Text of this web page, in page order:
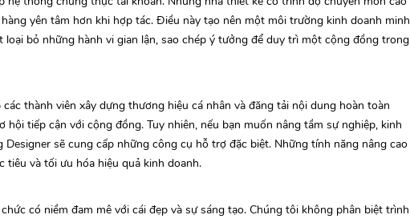
yên tâm hơn khi hợp tác. Điều này tạo nên một môi trường kinh doanh minh
bỏ những hành vi gian lận, sao chép ý tưởng để duy trì một cộng đồng trong
thành viên xây dựng thương hiệu cá nhân và đăng tải nội dung hoàn toàn
tiếp cận với cộng đồng. Tuy nhiên, nếu bạn muốn nâng tầm sự nghiệp, kinh
sẽ cung cấp những công cụ hỗ trợ đặc biệt. Những tính năng nâng cao
tiêu và tối ưu hóa hiệu quả kinh doanh.
có niềm đam mê với cái đẹp và sự sáng tạo. Chúng tôi không phân biệt trình